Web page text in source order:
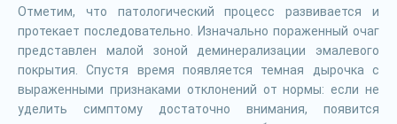
Отметим, что патологический процесс развивается и
протекает последовательно. Изначально пораженный очаг
представлен малой зоной деминерализации эмалевого
покрытия. Спустя время появляется темная дырочка с
выраженными признаками отклонений от нормы: если не
уделить симптому достаточно внимания, появится